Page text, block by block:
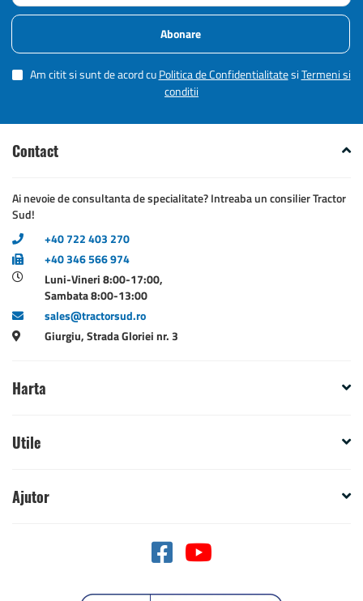
Abonare
Am citit si sunt de acord cuPolitica de ConfidentialitatesiTermeni si
conditii
Contact
Ai nevoie de consultanta de specialitate? Intreaba un consilier Tractor
Sud!
+40 722 403 270
+40 346 566 974
Luni-Vineri 8:00-17:00,
Sambata 8:00-13:00
sales@tractorsud.ro
Giurgiu, Strada Gloriei nr. 3
Harta
Utile
Ajutor